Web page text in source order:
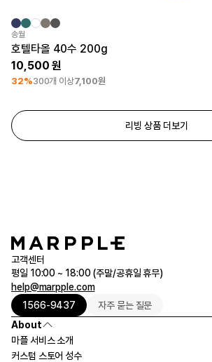
최소 주문수량 20개
송월
호텔타올 40수 200g
10,500
32%300개 이상7,100원
리빙 상품 더보기
고객센터
평일 10:00 ~ 18:00 (주말/공휴일 휴무)
help@marpple.com
1566-9437
자주 묻는 질문
About
마플 서비스 소개
커스텀 스토어 성수